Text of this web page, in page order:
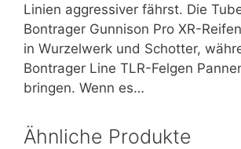
Linien aggressiver fährst. Die
Bontrager Gunnison Pro XR-
in Wurzelwerk und Schotter,
Bontrager Line TLR-Felgen
bringen. Wenn es…
Ähnliche Produkte